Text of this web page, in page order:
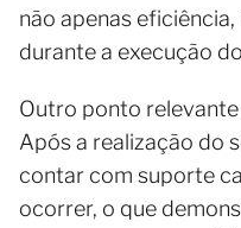
não apenas
durante a execução
Outro ponto
Após a realização do
contar com suporte
ocorrer, o que